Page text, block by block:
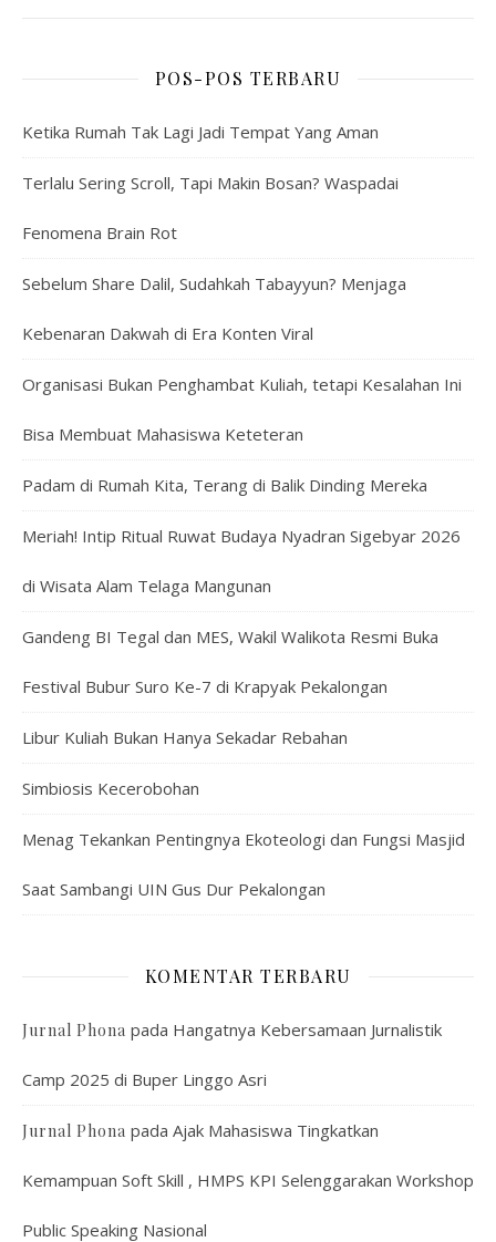
POS-POS TERBARU
Ketika Rumah Tak Lagi Jadi Tempat Yang Aman
Terlalu Sering Scroll, Tapi Makin Bosan? Waspadai
Fenomena Brain Rot
Sebelum Share Dalil, Sudahkah Tabayyun? Menjaga
Kebenaran Dakwah di Era Konten Viral
Organisasi Bukan Penghambat Kuliah, tetapi Kesalahan Ini
Bisa Membuat Mahasiswa Keteteran
Padam di Rumah Kita, Terang di Balik Dinding Mereka
Meriah! Intip Ritual Ruwat Budaya Nyadran Sigebyar 2026
di Wisata Alam Telaga Mangunan
Gandeng BI Tegal dan MES, Wakil Walikota Resmi Buka
Festival Bubur Suro Ke-7 di Krapyak Pekalongan
Libur Kuliah Bukan Hanya Sekadar Rebahan
Simbiosis Kecerobohan
Menag Tekankan Pentingnya Ekoteologi dan Fungsi Masjid
Saat Sambangi UIN Gus Dur Pekalongan
KOMENTAR TERBARU
Jurnal Phona pada Hangatnya Kebersamaan Jurnalistik
Camp 2025 di Buper Linggo Asri
Jurnal Phona pada Ajak Mahasiswa Tingkatkan
Kemampuan Soft Skill , HMPS KPI Selenggarakan Workshop
Public Speaking Nasional